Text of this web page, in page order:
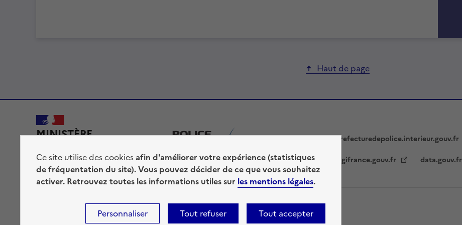
Haut de page
MINISTÈRE prefecturedepolice.interieur.gouv.fr
legifrance.gouv.fr
data.gouv.fr
Sauf mention contraire, tous les contenus de ce site sont souslicence etalab-2.0
Ce site utilise des cookiesafin d'améliorer votre expérience (statistiques
de fréquentation du site). Vous pouvez décider de ce que vous souhaitez
activer. Retrouvez toutes les informations utiles sur les mentions légales.
Tout accepter
Tout refuser
Personnaliser